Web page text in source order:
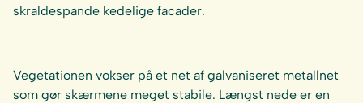
skraldespande kedelige facader.
Vegetationen vokser på et net af galvaniseret metallnet
som gør skærmene meget stabile. Længst nede er en